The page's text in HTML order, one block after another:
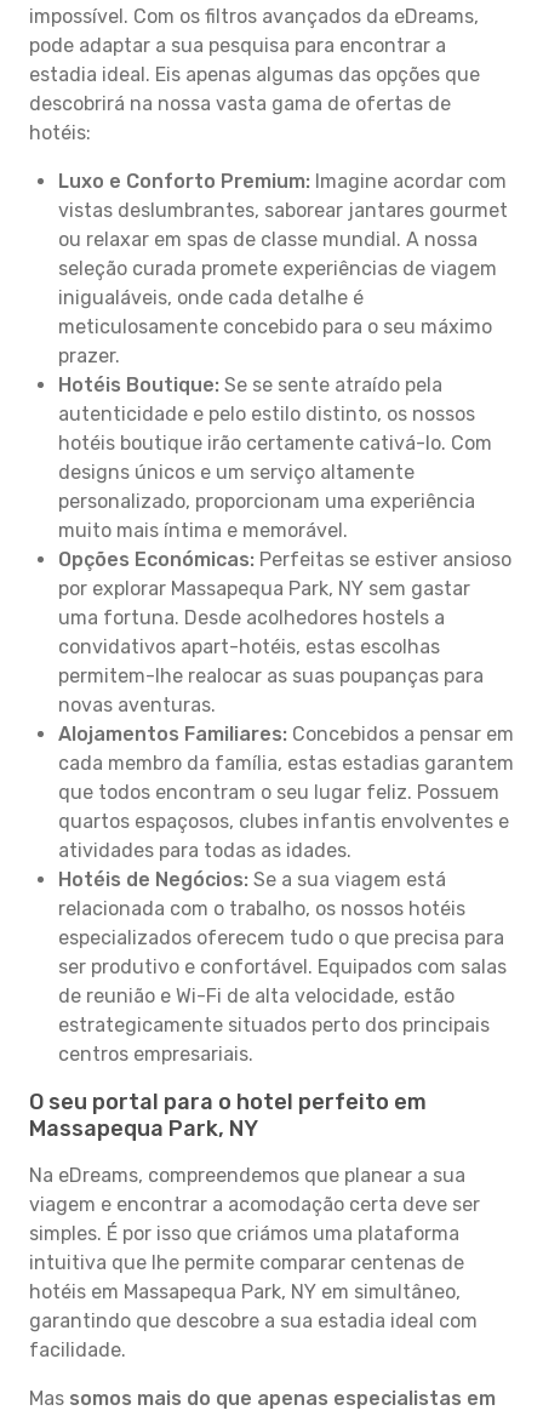
impossível. Com os filtros avançados da eDreams,
pode adaptar a sua pesquisa para encontrar a
estadia ideal. Eis apenas algumas das opções que
descobrirá na nossa vasta gama de ofertas de
hotéis:
Luxo e Conforto Premium: Imagine acordar com
vistas deslumbrantes, saborear jantares gourmet
ou relaxar em spas de classe mundial. A nossa
seleção curada promete experiências de viagem
inigualáveis, onde cada detalhe é
meticulosamente concebido para o seu máximo
prazer.
Hotéis Boutique: Se se sente atraído pela
autenticidade e pelo estilo distinto, os nossos
hotéis boutique irão certamente cativá-lo. Com
designs únicos e um serviço altamente
personalizado, proporcionam uma experiência
muito mais íntima e memorável.
Opções Económicas: Perfeitas se estiver ansioso
por explorar Massapequa Park, NY sem gastar
uma fortuna. Desde acolhedores hostels a
convidativos apart-hotéis, estas escolhas
permitem-lhe realocar as suas poupanças para
novas aventuras.
Alojamentos Familiares: Concebidos a pensar em
cada membro da família, estas estadias garantem
que todos encontram o seu lugar feliz. Possuem
quartos espaçosos, clubes infantis envolventes e
atividades para todas as idades.
Hotéis de Negócios: Se a sua viagem está
relacionada com o trabalho, os nossos hotéis
especializados oferecem tudo o que precisa para
ser produtivo e confortável. Equipados com salas
de reunião e Wi-Fi de alta velocidade, estão
estrategicamente situados perto dos principais
centros empresariais.
O seu portal para o hotel perfeito em
Massapequa Park, NY
Na eDreams, compreendemos que planear a sua
viagem e encontrar a acomodação certa deve ser
simples. É por isso que criámos uma plataforma
intuitiva que lhe permite comparar centenas de
hotéis em Massapequa Park, NY em simultâneo,
garantindo que descobre a sua estadia ideal com
facilidade.
Mas somos mais do que apenas especialistas em